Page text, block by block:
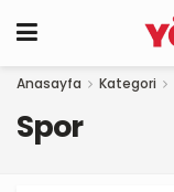
Anasayfa Kategori
Spor